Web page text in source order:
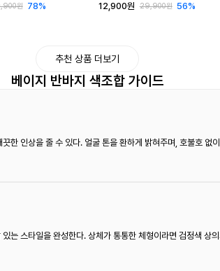
원 78%
12,900원
29,900원 56%
추천 상품 더보기
베이지 반바지 색조합 가이드
한 인상을 줄 수 있다. 얼굴 톤을 환하게 밝혀주며, 호불호 없
는 스타일을 완성한다. 상체가 통통한 체형이라면 검정색 상